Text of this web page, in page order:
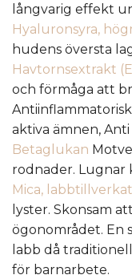
långvarig effekt
Hyaluronsyra,
hudens översta
Havtornsextrakt
och förmåga att
aktiva ämnen, Anti
Betaglukan
rodnader. Lugnar
Mica, labbtillverkat
lyster. Skonsam
ögonområdet. En
labb då
för barnarbete.